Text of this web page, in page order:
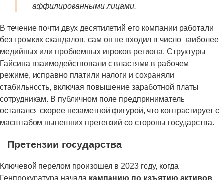
аффилированными лицами.
В течение почти двух десятилетий его компании работали
без громких скандалов, сам он не входил в число наиболее
медийных или проблемных игроков региона. Структуры
Гайсина взаимодействовали с властями в рабочем
режиме, исправно платили налоги и сохраняли
стабильность, включая повышение заработной платы
сотрудникам. В публичном поле предприниматель
оставался скорее незаметной фигурой, что контрастирует с
масштабом нынешних претензий со стороны государства.
Претензии государства
Ключевой перелом произошел в 2023 году, когда
Генпрокуратура начала кампанию по изъятию активов.